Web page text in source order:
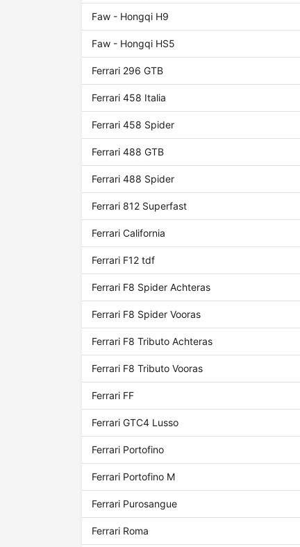
Faw - Hongqi H9
Faw - Hongqi HS5
Ferrari 296 GTB
Ferrari 458 Italia
Ferrari 458 Spider
Ferrari 488 GTB
Ferrari 488 Spider
Ferrari 812 Superfast
Ferrari California
Ferrari F12 tdf
Ferrari F8 Spider Achteras
Ferrari F8 Spider Vooras
Ferrari F8 Tributo Achteras
Ferrari F8 Tributo Vooras
Ferrari FF
Ferrari GTC4 Lusso
Ferrari Portofino
Ferrari Portofino M
Ferrari Purosangue
Ferrari Roma